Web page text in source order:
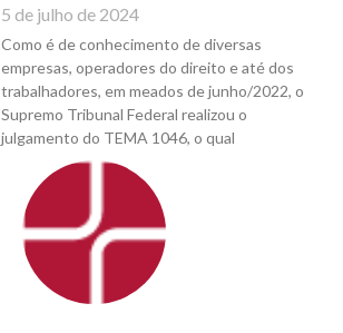
5 de julho de 2024
Como é de conhecimento de diversas
empresas, operadores do direito e até dos
trabalhadores, em meados de junho/2022, o
Supremo Tribunal Federal realizou o
julgamento do TEMA 1046, o qual